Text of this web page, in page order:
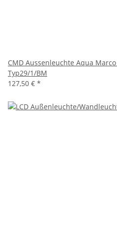
CMD Aussenleuchte Aqua
Typ29/1/BM
127,50 € *